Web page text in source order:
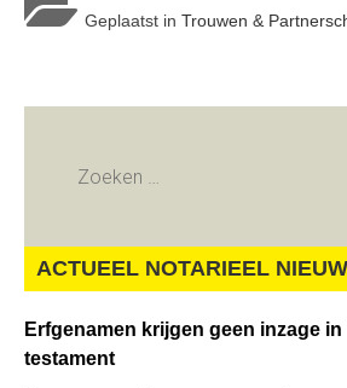
Geplaatst in Trouwen &
Zoeken
ACTUEEL NOTARIEEL
Erfgenamen krijgen geen inzage
testament